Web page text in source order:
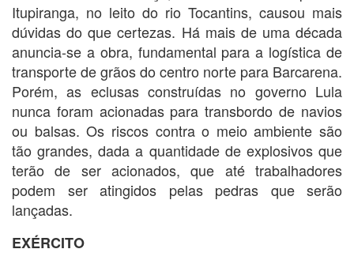
Itupiranga, no leito do rio Tocantins, causou mais
dúvidas do que certezas. Há mais de uma década
anuncia-se a obra, fundamental para a logística de
transporte de grãos do centro norte para Barcarena.
Porém, as eclusas construídas no governo Lula
nunca foram acionadas para transbordo de navios
ou balsas. Os riscos contra o meio ambiente são
tão grandes, dada a quantidade de explosivos que
terão de ser acionados, que até trabalhadores
podem ser atingidos pelas pedras que serão
lançadas.
EXÉRCITO